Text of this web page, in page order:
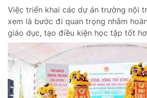
Việc triển khai các dự án trường nội
xem là bước đi quan trọng nhằm
giáo dục, tạo điều kiện học tập tốt